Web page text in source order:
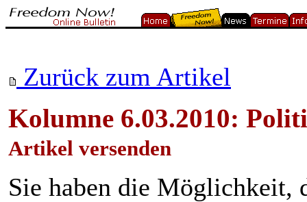
Zurück zum Artikel
Kolumne 6.03.2010:
Artikel versenden
Sie haben die Möglichkeit,